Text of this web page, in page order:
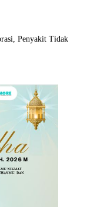
Penyakit Tidak